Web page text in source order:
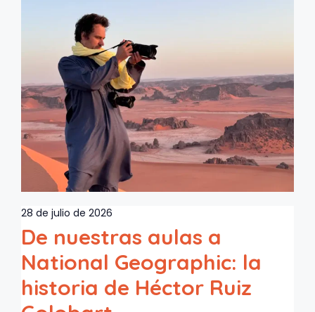
28 de julio de 2026
De nuestras aulas a
National Geographic: la
historia de Héctor Ruiz